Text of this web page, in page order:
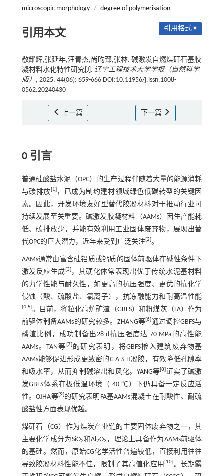
microscopic morphology / degree of polymerisation
引用本文 引用格式 ▾
敬耀辉,张延年,汪青杰,尚昀郅,张林. 碱激发自燃煤矸石基胶
凝材料水化特性研究[J]. 辽宁工程技术大学学报（自然科学
版） , 2025, 44(06): 659-666 DOI:10.11956/j.issn.1008-
0562.20240430
上一篇 下一篇
0 引言
普通硅酸盐水泥（OPC）的生产过程伴随着大量的能源消耗
与碳排放 1 ，已成为制约建材领域绿色低碳转型的关键因
素。因此，开发环境友好型替代胶凝材料对于推动行业可
持续发展至关重要。碱激发胶凝材料（AAMs）因生产能耗
低、碳排放少，并能有效利用工业固体废弃物，展现出替
代OPC的巨大潜力，近年来受到广泛关注[ 2 。
AAMs通常由富含硅铝质或钙质的固体前驱体在碱性条件下
激发反应生成 3 ，其硬化体常表现出优于传统水泥基材料
的力学性能与耐久性，如更高的抗压强度、更优的抗化学
侵蚀（酸、硫酸盐、氯离子），抗冻融能力和耐高温性能
4-5 。目前，将粒化高炉矿渣（GBFS）和粉煤灰（FA）作为
前驱体制备AAMs的研究较多。ZHANG等 [6 通过调控GBFS与
磷渣比例，成功制备出28 d抗压强度达 70 MPa的高性能
AAMs。TAN等 7 的研究表明，将GBFS掺入建筑废弃物基
AAMs能够促进形成更致密的C-A-S-H凝胶，有效降低孔隙率
和吸水率，从而抑制碱溶出和风化。YANG等 [8 证实了碱激
发GBFS体系在极低温环境（-40 ℃）下仍具备一定反应活
性。OJHA等[ 9] 的研究表明FA基AAMs混凝土在耐酸性、耐硫
酸盐性方面表现优越。
煤矸石（CG）作为煤炭产业链的主要固体废弃物之一，其
主要化学成分为SiO2和Al2O3 ，理论上具备作为AAMs前驱体
的基础。然而，原始CG化学活性普遍较低，直接利用往往
导致胶凝材料性能不佳，限制了其高值化应用 10 。长期露